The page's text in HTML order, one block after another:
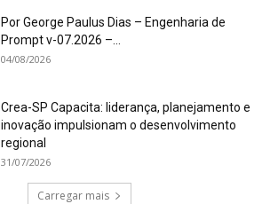
Por George Paulus Dias – Engenharia de
Prompt v-07.2026 –...
04/08/2026
Crea-SP Capacita: liderança, planejamento e
inovação impulsionam o desenvolvimento
regional
31/07/2026
Carregar mais